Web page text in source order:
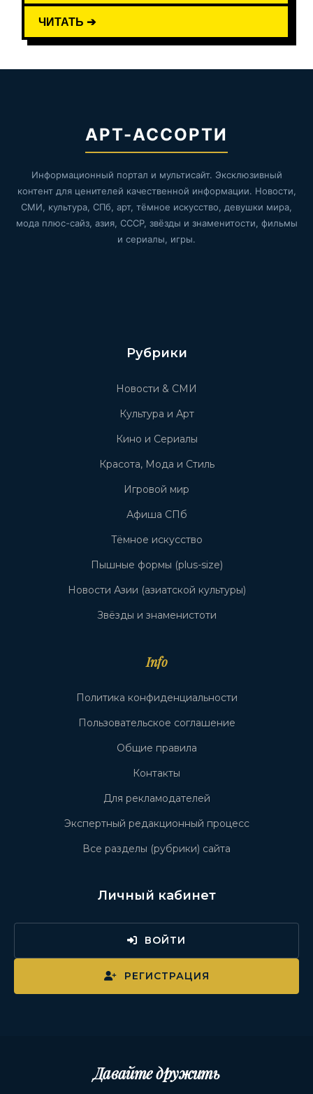
ЧИТАТЬ ➔
АРТ-АССОРТИ
Информационный портал и мультисайт. Эксклюзивный
контент для ценителей качественной информации. Новости,
СМИ, культура, СПб, арт, тёмное искусство, девушки мира,
мода плюс-сайз, азия, СССР, звёзды и знаменитости, фильмы
и сериалы, игры.
Рубрики
Новости & СМИ
Культура и Арт
Кино и Сериалы
Красота, Мода и Стиль
Игровой мир
Афиша СПб
Тёмное искусство
Пышные формы (plus-size)
Новости Азии (азиатской культуры)
Звёзды и знаменистоти
Info
Политика конфиденциальности
Пользовательское соглашение
Общие правила
Контакты
Для рекламодателей
Экспертный редакционный процесс
Все разделы (рубрики) сайта
Личный кабинет
ВОЙТИ
РЕГИСТРАЦИЯ
Давайте дружить